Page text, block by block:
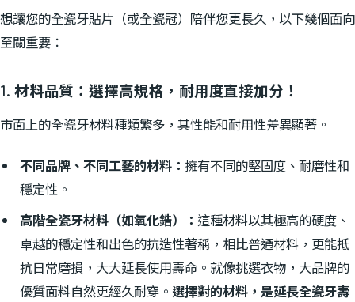
想讓您的全瓷牙貼片（或全瓷冠）陪伴您更長久，以下幾個面向
至關重要：
1. 材料品質：選擇高規格，耐用度直接加分！
市面上的全瓷牙材料種類繁多，其性能和耐用性差異顯著。
不同品牌、不同工藝的材料： 擁有不同的堅固度、耐磨性和
穩定性。
高階全瓷牙材料（如氧化鋯）： 這種材料以其極高的硬度、
卓越的穩定性和出色的抗造性著稱，相比普通材料，更能抵
抗日常磨損，大大延長使用壽命。就像挑選衣物，大品牌的
優質面料自然更經久耐穿。 選擇對的材料，是延長全瓷牙壽